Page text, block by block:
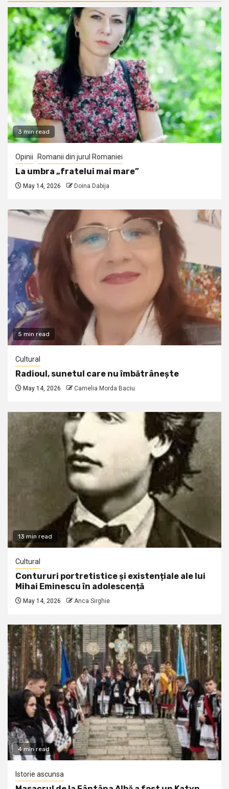
3 min read
Opinii Romanii din jurul Romaniei
La umbra „fratelui mai mare”
May 14, 2026 Doina Dabija
5 min read
Cultural
Radioul, sunetul care nu îmbătrânește
May 14, 2026 Camelia Morda Baciu
13 min read
Cultural
Contururi portretistice și existențiale ale lui
Mihai Eminescu în adolescență
May 14, 2026 Anca Sirghie
4 min read
Istorie ascunsa